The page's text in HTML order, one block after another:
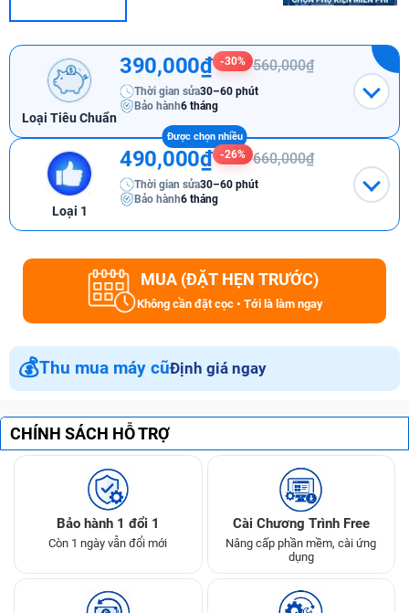
Loại Tiêu Chuẩn
390,000₫ -30% 560,000₫
Thời gian sửa30–60 phút
Bảo hành6 tháng
Loại 1
490,000₫ -26% 660,000₫
Thời gian sửa30–60 phút
Bảo hành6 tháng
MUA (ĐẶT HẸN TRƯỚC)
Không cần đặt cọc • Tới là làm ngay
💰Thu mua máy cũĐịnh giá ngay
CHÍNH SÁCH HỖ TRỢ
Bảo hành 1 đổi 1
Còn 1 ngày vẫn đổi mới
Cài Chương Trình Free
Nâng cấp phần mềm, cài ứng
dụng